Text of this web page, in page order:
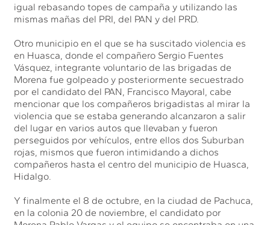
igual rebasando topes de campaña y utilizando las
mismas mañas del PRI, del PAN y del PRD.
Otro municipio en el que se ha suscitado violencia es
en Huasca, donde el compañero Sergio Fuentes
Vásquez, integrante voluntario de las brigadas de
Morena fue golpeado y posteriormente secuestrado
por el candidato del PAN, Francisco Mayoral, cabe
mencionar que los compañeros brigadistas al mirar la
violencia que se estaba generando alcanzaron a salir
del lugar en varios autos que llevaban y fueron
perseguidos por vehículos, entre ellos dos Suburban
rojas, mismos que fueron intimidando a dichos
compañeros hasta el centro del municipio de Huasca,
Hidalgo.
Y finalmente el 8 de octubre, en la ciudad de Pachuca,
en la colonia 20 de noviembre, el candidato por